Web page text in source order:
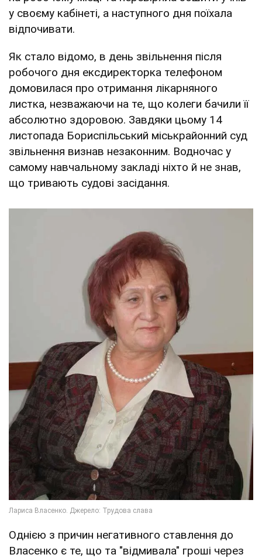
у своєму кабінеті, а наступного дня поїхала
відпочивати.
Як стало відомо, в день звільнення після
робочого дня ексдиректорка телефоном
домовилася про отримання лікарняного
листка, незважаючи на те, що колеги бачили її
абсолютно здоровою. Завдяки цьому 14
листопада Бориспільський міськрайонний суд
звільнення визнав незаконним. Водночас у
самому навчальному закладі ніхто й не знав,
що тривають судові засідання.
Однією з причин негативного ставлення до
Власенко є те, що та "відмивала" гроші через